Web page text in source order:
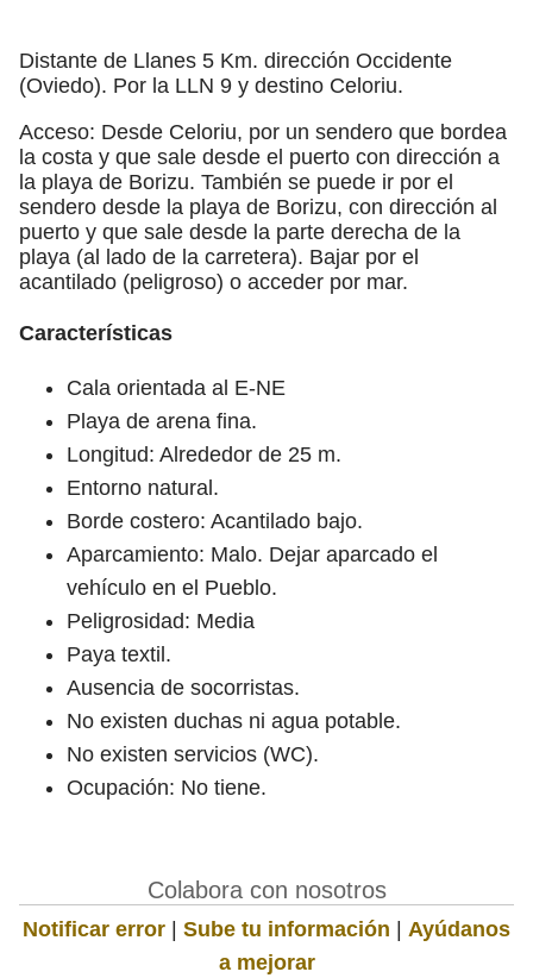
Distante de Llanes 5 Km. dirección Occidente
(Oviedo). Por la LLN 9 y destino Celoriu.
Acceso: Desde Celoriu, por un sendero que bordea
la costa y que sale desde el puerto con dirección a
la playa de Borizu. También se puede ir por el
sendero desde la playa de Borizu, con dirección al
puerto y que sale desde la parte derecha de la
playa (al lado de la carretera). Bajar por el
acantilado (peligroso) o acceder por mar.
Características
Cala orientada al E-NE
Playa de arena fina.
Longitud: Alrededor de 25 m.
Entorno natural.
Borde costero: Acantilado bajo.
Aparcamiento: Malo. Dejar aparcado el
vehículo en el Pueblo.
Peligrosidad: Media
Paya textil.
Ausencia de socorristas.
No existen duchas ni agua potable.
No existen servicios (WC).
Ocupación: No tiene.
Colabora con nosotros
Notificar error | Sube tu información | Ayúdanos
a mejorar